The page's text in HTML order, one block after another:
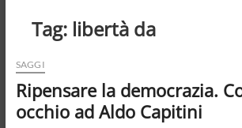
Tag: libertà da
SAGGI
Ripensare la democrazia.
occhio ad Aldo Capitini